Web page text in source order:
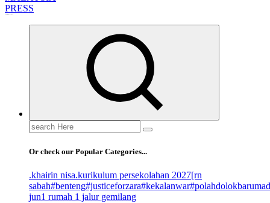
Search
for:
Or check our Popular Categories...
.khairin nisa.kurikulum persekolahan 2027[rn
sabah#benteng#justiceforzara#kekalanwar
jun1 rumah 1 jalur gemilang